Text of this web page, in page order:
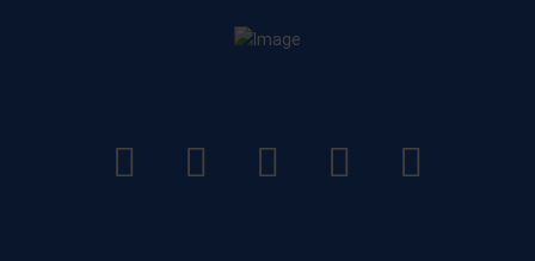
LinkedInInstagramFacebook
YouTube